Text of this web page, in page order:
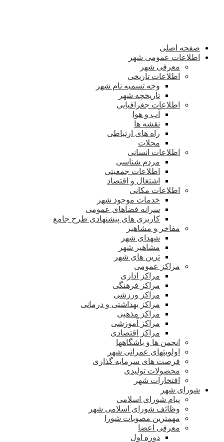
صفحه اصلی
اطلاعات عمومی شهر
معرفی شهر
اطلاعات تاریخی
وجه تسمیه نام شهر
تاریخچه شهر
اطلاعات جغرافیایی
آب و هوا
نقشه ها
راه های ارتباطی
محلات
اطلاعات انسانی
مردم شناسی
اطلاعات جمعیتی
اشتغال و اقتصاد
اطلاعات مکانی
خدمات موجود شهر
سرانه فضاهای عمومی
کاربری های پیشنهادی طرح جامع
مفاخر و مشاهیر
شهدای شهر
مشاهیر شهر
ترین های شهر
مراکز عمومی
مراکز اداری
مراکز فرهنگی
مراکز ورزشی
مراکز بهداشتی و درمانی
مراکز مذهبی
مراکز آموزشی
مراکز اقتصادی
انجمن ها و باشگاهها
اولویتهای عمرانی شهر
فرصت های سرمایه گذاری
محصولات تولیدی
افتخارات شهر
شورای شهر
پیام شورای اسلامی
وظائف شورای اسلامی شهر
مهمترین مصوبات شورا
معرفی اعضا
دوره اول